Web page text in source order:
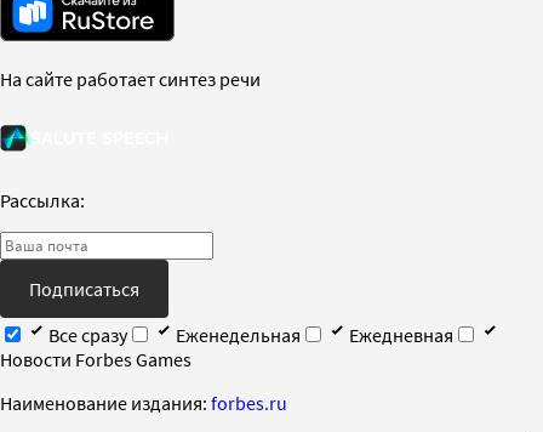
На сайте работает синтез речи
Рассылка:
Подписаться
Все сразу
Еженедельная
Ежедневная
Новости Forbes Games
Наименование издания: forbes.ru